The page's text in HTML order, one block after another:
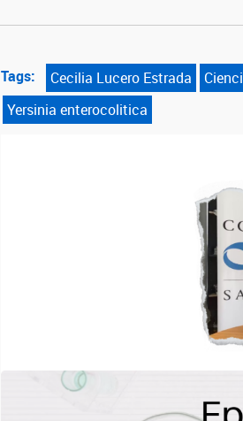
Tags: Cecilia Lucero Estrada
Yersinia enterocolitica